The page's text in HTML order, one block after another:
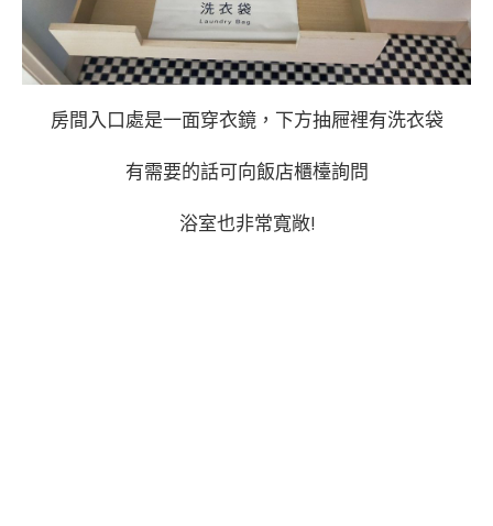
房間入口處是一面穿衣鏡，下方抽屜裡有洗衣袋
有需要的話可向飯店櫃檯詢問
浴室也非常寬敞!